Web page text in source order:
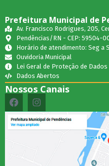
Prefeitura Municipal de
Av. Francisco Rodrigues, 205,
Pendências/RN - CEP: 59504-
Horário de atendimento: Seg a
Ouvidoria Municipal
Lei Geral de Proteção de Dados
Dados Abertos
Nossos Canais